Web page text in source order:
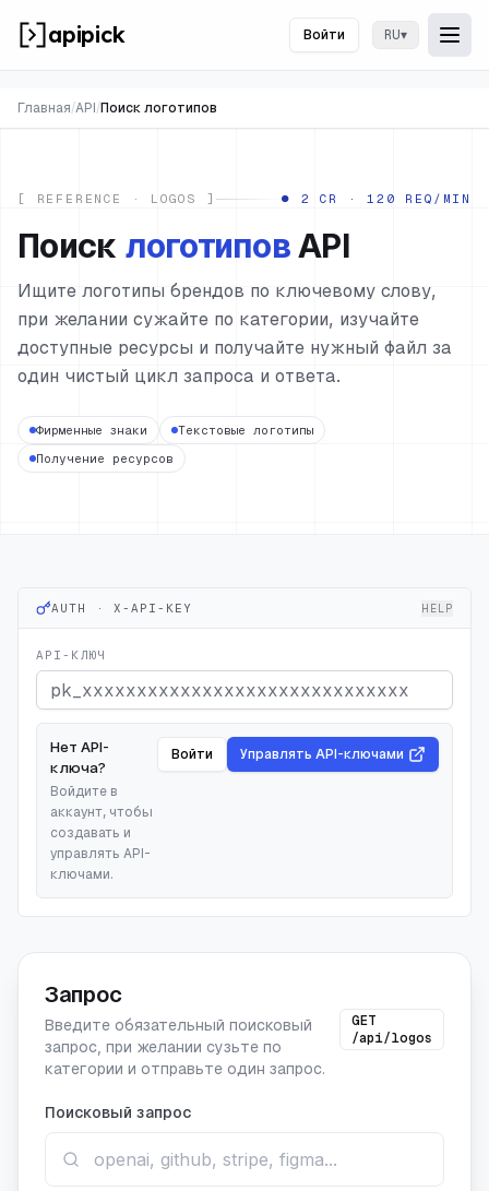
apipick Войти RU▾
Главная/API/Поиск логотипов
[ REFERENCE · LOGOS ] ● 2 CR · 120 REQ/MIN
Поиск логотиповAPI
Ищите логотипы брендов по ключевому слову,
при желании сужайте по категории, изучайте
доступные ресурсы и получайте нужный файл за
один чистый цикл запроса и ответа.
Фирменные знаки Текстовые логотипы
Получение ресурсов
AUTH · X-API-KEY HELP
API-КЛЮЧ
Нет API-
ключа?
Войдите в
аккаунт, чтобы
создавать и
управлять API-
ключами.
Войти Управлять API-ключами
Запрос
Введите обязательный поисковый
запрос, при желании сузьте по
категории и отправьте один запрос.
GET
/api/logos
Поисковый запрос